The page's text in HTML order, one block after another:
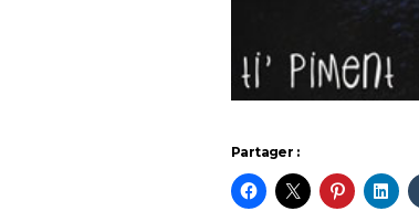
Partager :